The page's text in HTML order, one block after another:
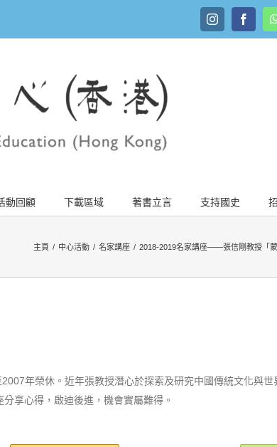
Instagram
動回顧 下載區域 著書立言 支持國史
主頁 / 中心活動 / 名家講座 / 2018-2019名家講座——張信剛教授「蒙
年榮休。近年張教授潛心於探索及研究中國傳統文化與世
享心得，啟迪後進，機會實屬難得。